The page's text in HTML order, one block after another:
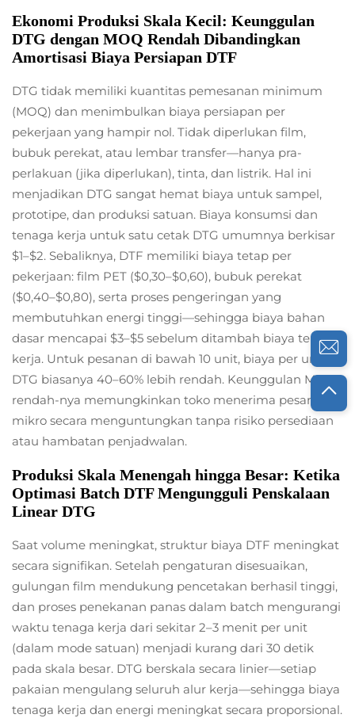
Ekonomi Produksi Skala Kecil: Keunggulan
DTG dengan MOQ Rendah Dibandingkan
Amortisasi Biaya Persiapan DTF
DTG tidak memiliki kuantitas pemesanan minimum
(MOQ) dan menimbulkan biaya persiapan per
pekerjaan yang hampir nol. Tidak diperlukan film,
bubuk perekat, atau lembar transfer—hanya pra-
perlakuan (jika diperlukan), tinta, dan listrik. Hal ini
menjadikan DTG sangat hemat biaya untuk sampel,
prototipe, dan produksi satuan. Biaya konsumsi dan
tenaga kerja untuk satu cetak DTG umumnya berkisar
$1–$2. Sebaliknya, DTF memiliki biaya tetap per
pekerjaan: film PET ($0,30–$0,60), bubuk perekat
($0,40–$0,80), serta proses pengeringan yang
membutuhkan energi tinggi—sehingga biaya bahan
dasar mencapai $3–$5 sebelum ditambah biaya tenaga
kerja. Untuk pesanan di bawah 10 unit, biaya per unit
DTG biasanya 40–60% lebih rendah. Keunggulan MOQ
rendah-nya memungkinkan toko menerima pesanan
mikro secara menguntungkan tanpa risiko persediaan
atau hambatan penjadwalan.
Produksi Skala Menengah hingga Besar: Ketika
Optimasi Batch DTF Mengungguli Penskalaan
Linear DTG
Saat volume meningkat, struktur biaya DTF meningkat
secara signifikan. Setelah pengaturan disesuaikan,
gulungan film mendukung pencetakan berhasil tinggi,
dan proses penekanan panas dalam batch mengurangi
waktu tenaga kerja dari sekitar 2–3 menit per unit
(dalam mode satuan) menjadi kurang dari 30 detik
pada skala besar. DTG berskala secara linier—setiap
pakaian mengulang seluruh alur kerja—sehingga biaya
tenaga kerja dan energi meningkat secara proporsional.